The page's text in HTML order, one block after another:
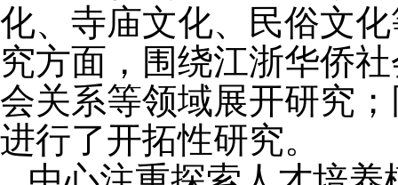
化、寺庙文化、民俗文
究方面，围绕江浙华侨
会关系等领域展开研究
进行了开拓性研究。